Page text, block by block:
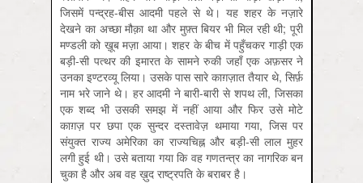
जिसमें पन्द्रह-बीस आदमी पहले से थे। यह शहर के नज़ारे
देखने का अच्छा मौक़ा था और मुफ़्त बियर भी मिल रही थी; पूरी
मण्डली को ख़ूब मज़ा आया। शहर के बीच में पहुँचकर गाड़ी एक
बड़ी-सी पत्थर की इमारत के सामने रुकी जहाँ एक अफ़सर ने
उनका इण्टरव्यू लिया। उसके पास सारे काग़ज़ात तैयार थे, सिर्फ़
नाम भरे जाने थे। हर आदमी ने बारी-बारी से शपथ ली, जिसका
एक शब्द भी उसकी समझ में नहीं आया और फिर उसे मोटे
काग़ज़ पर छपा एक सुन्दर दस्तावेज़ थमाया गया, जिस पर
संयुक्त राज्य अमेरिका का राज्यचिह्न और बड़ी-सी लाल मुहर
लगी हुई थी। उसे बताया गया कि वह गणतन्त्र का नागरिक बन
चुका है और अब वह ख़ुद राष्ट्रपति के बराबर है।